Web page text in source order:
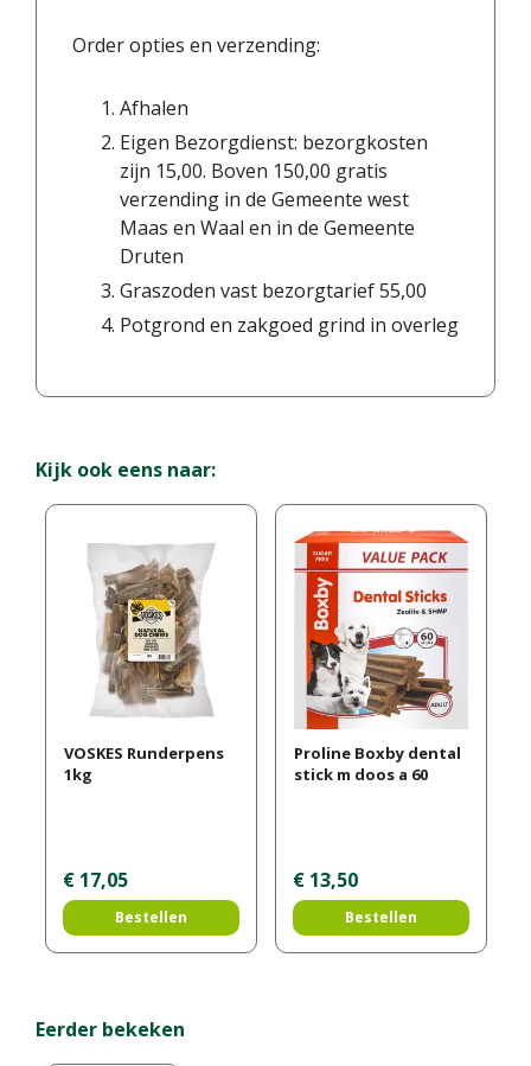
Order opties en verzending:
Afhalen
Eigen Bezorgdienst: bezorgkosten
zijn 15,00. Boven 150,00 gratis
verzending in de Gemeente west
Maas en Waal en in de Gemeente
Druten
Graszoden vast bezorgtarief 55,00
Potgrond en zakgoed grind in overleg
Kijk ook eens naar:
VOSKES Runderpens
1kg
€ 17,05
Bestellen
Proline Boxby dental
stick m doos a 60
€ 13,50
Bestellen
Eerder bekeken